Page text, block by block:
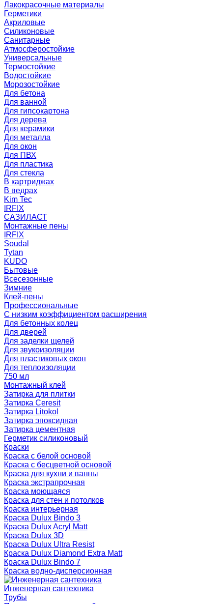
Лакокрасочные материалы
Герметики
Акриловые
Силиконовые
Санитарные
Атмосферостойкие
Универсальные
Термостойкие
Водостойкие
Морозостойкие
Для бетона
Для ванной
Для гипсокартона
Для дерева
Для керамики
Для металла
Для окон
Для ПВХ
Для пластика
Для стекла
В картриджах
В ведрах
Kim Tec
IRFIX
САЗИЛАСТ
Монтажные пены
IRFIX
Soudal
Tytan
KUDO
Бытовые
Всесезонные
Зимние
Клей-пены
Профессиональные
С низким коэффициентом расширения
Для бетонных колец
Для дверей
Для заделки щелей
Для звукоизоляции
Для пластиковых окон
Для теплоизоляции
750 мл
Монтажный клей
Затирка для плитки
Затирка Ceresit
Затирка Litokol
Затирка эпоксидная
Затирка цементная
Герметик силиконовый
Краски
Краска с белой основой
Краска с бесцветной основой
Краска для кухни и ванны
Краска экстрапрочная
Краска моющаяся
Краска для стен и потолков
Краска интерьерная
Краска Dulux Bindo 3
Краска Dulux Acryl Matt
Краска Dulux 3D
Краска Dulux Ultra Resist
Краска Dulux Diamond Extra Matt
Краска Dulux Bindo 7
Краска водно-дисперсионная
Инженерная сантехника
Трубы